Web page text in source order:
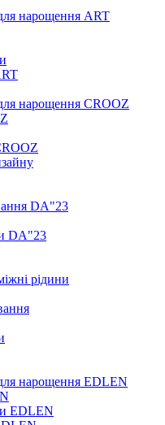
нарощення ART
нарощення CROOZ
DA"23
DA"23
рідини
нарощення EDLEN
EDLEN